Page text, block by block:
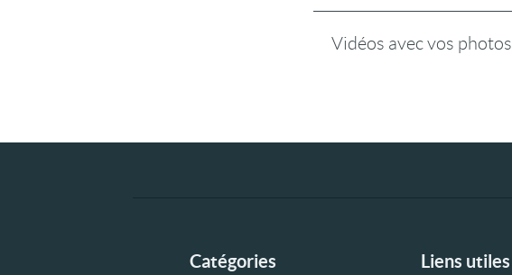
Vidéos avec vos photos
Catégories Liens utiles